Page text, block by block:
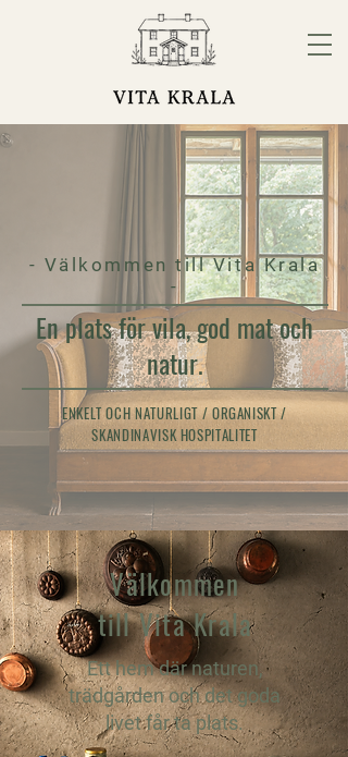
- Välkommen till Vita Krala
-
En plats för vila, god mat och
natur.
ENKELT OCH NATURLIGT / ORGANISKT /
SKANDINAVISK HOSPITALITET
Välkommen
till Vita Krala
Ett hem där naturen,
trädgården och det goda
livet får ta plats.